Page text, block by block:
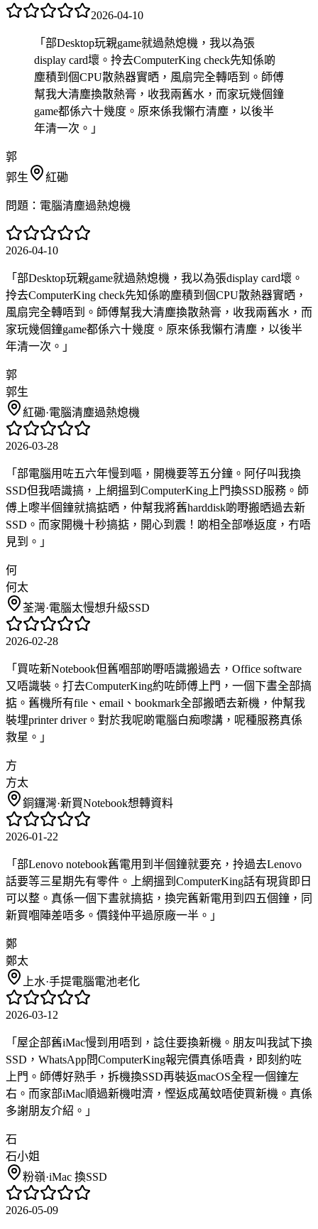
2026-04-10
「 部Desktop玩親game就過熱熄機，我以為張
display card壞。拎去ComputerKing check先知係啲
塵積到個CPU散熱器實晒，風扇完全轉唔到。師傅
幫我大清塵換散熱膏，收我兩舊水，而家玩幾個鐘
game都係六十幾度。原來係我懶冇清塵，以後半
年清一次。 」
郭
郭生
紅磡
問題： 電腦清塵過熱熄機
2026-04-10
「 部Desktop玩親game就過熱熄機，我以為張display card壞。
拎去ComputerKing check先知係啲塵積到個CPU散熱器實晒，
風扇完全轉唔到。師傅幫我大清塵換散熱膏，收我兩舊水，而
家玩幾個鐘game都係六十幾度。原來係我懶冇清塵，以後半
年清一次。 」
郭
郭生
紅磡·電腦清塵過熱熄機
2026-03-28
「 部電腦用咗五六年慢到嘔，開機要等五分鐘。阿仔叫我換
SSD但我唔識搞，上網搵到ComputerKing上門換SSD服務。師
傅上嚟半個鐘就搞掂晒，仲幫我將舊harddisk啲嘢搬晒過去新
SSD。而家開機十秒搞掂，開心到震！啲相全部喺返度，冇唔
見到。 」
何
何太
荃灣·電腦太慢想升級SSD
2026-02-28
「 買咗新Notebook但舊嗰部啲嘢唔識搬過去，Office software
又唔識裝。打去ComputerKing約咗師傅上門，一個下晝全部搞
掂。舊機所有file、email、bookmark全部搬晒去新機，仲幫我
裝埋printer driver。對於我呢啲電腦白痴嚟講，呢種服務真係
救星。 」
方
方太
銅鑼灣·新買Notebook想轉資料
2026-01-22
「 部Lenovo notebook舊電用到半個鐘就要充，拎過去Lenovo
話要等三星期先有零件。上網搵到ComputerKing話有現貨即日
可以整。真係一個下晝就搞掂，換完舊新電用到四五個鐘，同
新買嗰陣差唔多。價錢仲平過原廠一半。 」
鄭
鄭太
上水·手提電腦電池老化
2026-03-12
「 屋企部舊iMac慢到用唔到，諗住要換新機。朋友叫我試下換
SSD，WhatsApp問ComputerKing報完價真係唔貴，即刻約咗
上門。師傅好熟手，拆機換SSD再裝返macOS全程一個鐘左
右。而家部iMac順過新機咁濟，慳返成萬蚊唔使買新機。真係
多謝朋友介紹。 」
石
石小姐
粉嶺·iMac 換SSD
2026-05-09